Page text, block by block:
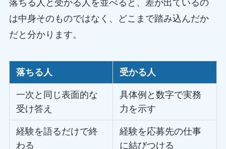
落ちる人と受かる人を並べると、差が出ているの
は中身そのものではなく、どこまで踏み込んだか
だと分かります。
落ちる人 受かる人
一次と同じ表面的な
受け答え
具体例と数字で実務
力を示す
経験を語るだけで終
わる
経験を応募先の仕事
に結びつける